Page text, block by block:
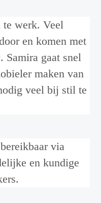
te werk. Veel
en komen met
Samira gaat snel
maken van
veel bij stil te
via
en kundige